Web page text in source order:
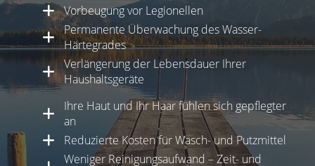
Vorbeugung vor Legionellen
Permanente Überwachung des Wasser-
Härtegrades
Verlängerung der Lebensdauer Ihrer
Haushaltsgeräte
Ihre Haut und Ihr Haar fühlen sich gepflegter
an
Reduzierte Kosten für Wasch- und Putzmittel
Weniger Reinigungsaufwand – Zeit- und